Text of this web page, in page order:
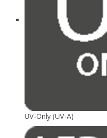
UV-Only (UV-A)